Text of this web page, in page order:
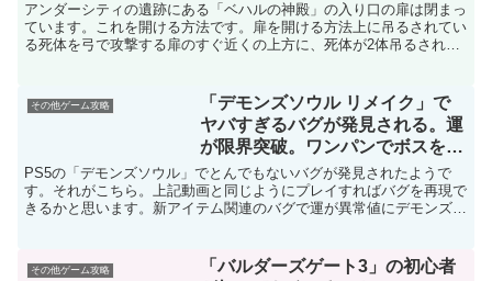
アンダーシティの遺跡にある「ベハルの神殿」の入り口の扉は閉まっ
ています。これを開ける方法です。扉を開ける方法上に吊るされてい
る死体を弓で攻撃する扉のすぐ近くの上方に、死体が2体吊るされて
その他ゲーム攻略
「デモンズソウル リメイク」で
ヤバすぎるバグが発見される。運
が限界突破。ワンパンでボスを瞬
殺
PS5の「デモンズソウル」でとんでもないバグが発見されたようで
す。それがこちら。上記動画と同じようにプレイすればバグを再現で
きるかと思います。新アイテム関連のバグで運が異常値にデモンズソ
その他ゲーム攻略
「バルダーズゲート3」の初心者